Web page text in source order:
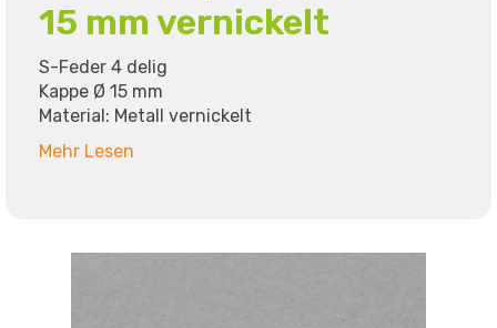
15 mm vernickelt
S-Feder 4 delig
Kappe Ø 15 mm
Material: Metall vernickelt
Mehr Lesen